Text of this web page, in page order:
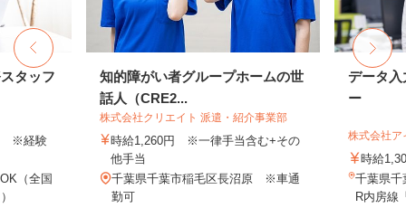
タッフ
※経験
（全国
知的障がい者グループホームの世
話人（CRE2...
株式会社クリエイト 派遣・紹介事業部
時給1,260円 ※一律手当含む+その
他手当
千葉県千葉市稲毛区長沼原 ※車通
勤可
データ入
ー
株式会社ア
時給
千葉県千
R内房線